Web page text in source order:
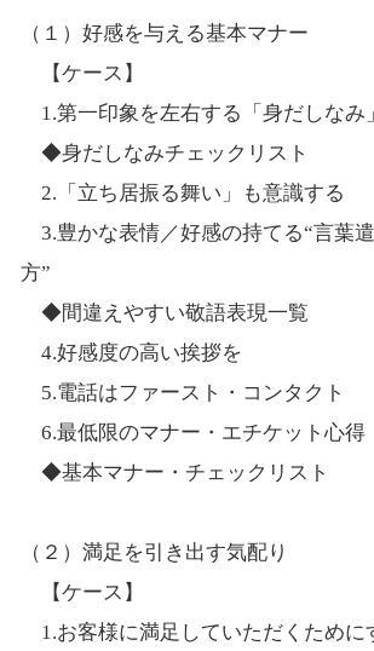
（１）好感を与える基本マナー
【ケース】
1.第一印象を左右する「身だしなみ」
◆身だしなみチェックリスト
2.「立ち居振る舞い」も意識する
3.豊かな表情／好感の持てる“言葉
方”
◆間違えやすい敬語表現一覧
4.好感度の高い挨拶を
5.電話はファースト・コンタクト
6.最低限のマナー・エチケット心得
◆基本マナー・チェックリスト
（２）満足を引き出す気配り
【ケース】
1.お客様に満足していただくために